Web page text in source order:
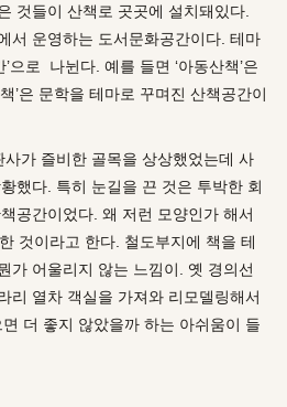
것들이 산책로 곳곳에 설치돼있다.
서 운영하는 도서문화공간이다. 테마
으로 나뉜다. 예를 들면 ‘아동산책’은
’은 문학을 테마로 꾸며진 산책공간이
가 즐비한 골목을 상상했었는데 사
했다. 특히 눈길을 끈 것은 투박한 회
공간이었다. 왜 저런 모양인가 해서
것이라고 한다. 철도부지에 책을 테
가 어울리지 않는 느낌이. 옛 경의선
리 열차 객실을 가져와 리모델링해서
더 좋지 않았을까 하는 아쉬움이 들